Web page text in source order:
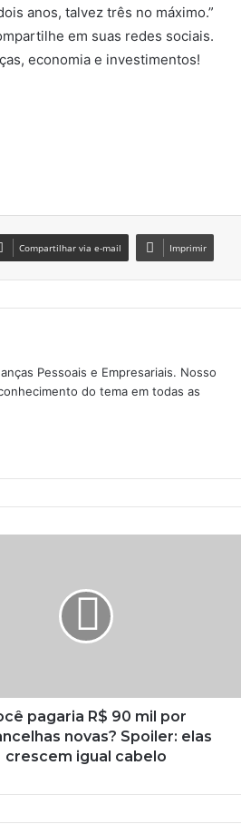
anos, talvez três no máximo.”
em suas redes sociais.
economia e investimentos!
Compartilhar via e-mail Imprimir
Pessoais e Empresariais. Nosso
do tema em todas as
pagaria R$ 90 mil por
novas? Spoiler: elas
crescem igual cabelo